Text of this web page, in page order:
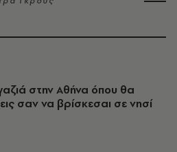
στην Αθήνα όπου θα
σαν να βρίσκεσαι σε νησί